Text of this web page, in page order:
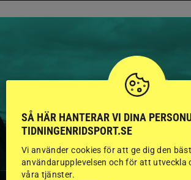
HINGSTAR ONLINE
GODKÄNDA
FLERA
BILDER OCH
SÅ HÄR HANTERAR VI DINA
TIDNINGENRIDSPORT.SE
Vi använder cookies för att ge dig den
användarupplevelsen och för att utveckla
våra tjänster.